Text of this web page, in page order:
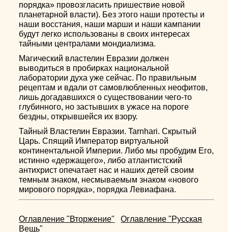
порядка» провозгласить пришествие новой
планетарной власти). Без этого наши протесты и
наши восстания, наши марши и наши кампании
будут легко использованы в своих интересах
тайными централами мондиализма.
Магический властелин Евразии должен
выводиться в пробирках национальной
лаборатории духа уже сейчас. По правильным
рецептам и вдали от самовлюбленных неофитов,
лишь догадавшихся о существовании чего-то
глубинного, но застывших в ужасе на пороге
бездны, открывшейся их взору.
Тайный Властелин Евразии. Tarnhari. Скрытый
Царь. Спящий Император виртуальной
континентальной Империи. Либо мы пробудим Его,
истинно «держащего», либо атлантистский
антихрист опечатает нас и наших детей своим
темным знаком, несмываемым знаком «нового
мирового порядка», порядка Левиафана.
Оглавление "Вторжение"
Оглавление "Русская
Вещь"